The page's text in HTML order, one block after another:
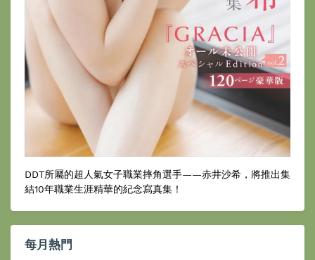
DDT所屬的超人氣女子職業摔角選手——赤井沙希，將推出集
結10年職業生涯精華的紀念寫真集！
每月熱門